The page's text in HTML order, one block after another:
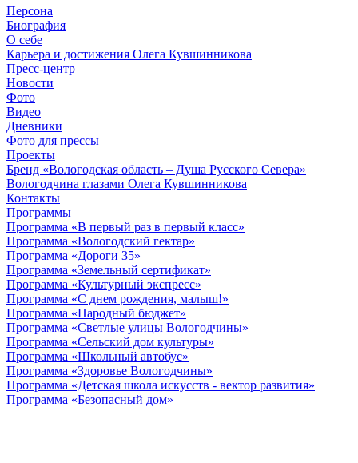
Персона
Биография
О себе
Карьера и достижения Олега Кувшинникова
Пресс-центр
Новости
Фото
Видео
Дневники
Фото для прессы
Проекты
Бренд «Вологодская область – Душа Русского Севера»
Вологодчина глазами Олега Кувшинникова
Контакты
Программы
Программа «В первый раз в первый класс»
Программа «Вологодский гектар»
Программа «Дороги 35»
Программа «Земельный сертификат»
Программа «Культурный экспресс»
Программа «С днем рождения, малыш!»
Программа «Народный бюджет»
Программа «Светлые улицы Вологодчины»
Программа «Сельский дом культуры»
Программа «Школьный автобус»
Программа «Здоровье Вологодчины»
Программа «Детская школа искусств - вектор развития»
Программа «Безопасный дом»